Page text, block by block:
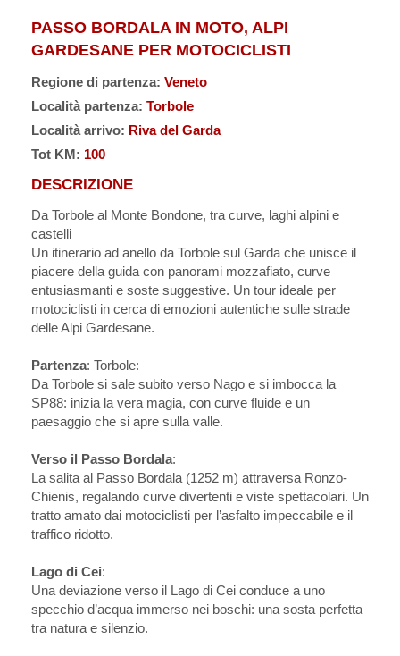
PASSO BORDALA IN MOTO, ALPI
GARDESANE PER MOTOCICLISTI
Regione di partenza: Veneto
Località partenza: Torbole
Località arrivo: Riva del Garda
Tot KM: 100
DESCRIZIONE
Da Torbole al Monte Bondone, tra curve, laghi alpini e
castelli
Un itinerario ad anello da Torbole sul Garda che unisce il
piacere della guida con panorami mozzafiato, curve
entusiasmanti e soste suggestive. Un tour ideale per
motociclisti in cerca di emozioni autentiche sulle strade
delle Alpi Gardesane.
Partenza: Torbole:
Da Torbole si sale subito verso Nago e si imbocca la
SP88: inizia la vera magia, con curve fluide e un
paesaggio che si apre sulla valle.
Verso il Passo Bordala:
La salita al Passo Bordala (1252 m) attraversa Ronzo-
Chienis, regalando curve divertenti e viste spettacolari. Un
tratto amato dai motociclisti per l’asfalto impeccabile e il
traffico ridotto.
Lago di Cei:
Una deviazione verso il Lago di Cei conduce a uno
specchio d’acqua immerso nei boschi: una sosta perfetta
tra natura e silenzio.